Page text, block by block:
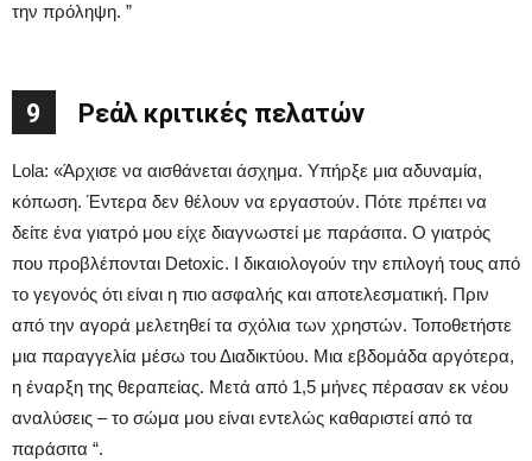
την πρόληψη. ”
9 Ρεάλ κριτικές πελατών
Lola: «Άρχισε να αισθάνεται άσχημα. Υπήρξε μια αδυναμία,
κόπωση. Έντερα δεν θέλουν να εργαστούν. Πότε πρέπει να
δείτε ένα γιατρό μου είχε διαγνωστεί με παράσιτα. Ο γιατρός
που προβλέπονται Detoxic. Ι δικαιολογούν την επιλογή τους από
το γεγονός ότι είναι η πιο ασφαλής και αποτελεσματική. Πριν
από την αγορά μελετηθεί τα σχόλια των χρηστών. Τοποθετήστε
μια παραγγελία μέσω του Διαδικτύου. Μια εβδομάδα αργότερα,
η έναρξη της θεραπείας. Μετά από 1,5 μήνες πέρασαν εκ νέου
αναλύσεις – το σώμα μου είναι εντελώς καθαριστεί από τα
παράσιτα “.